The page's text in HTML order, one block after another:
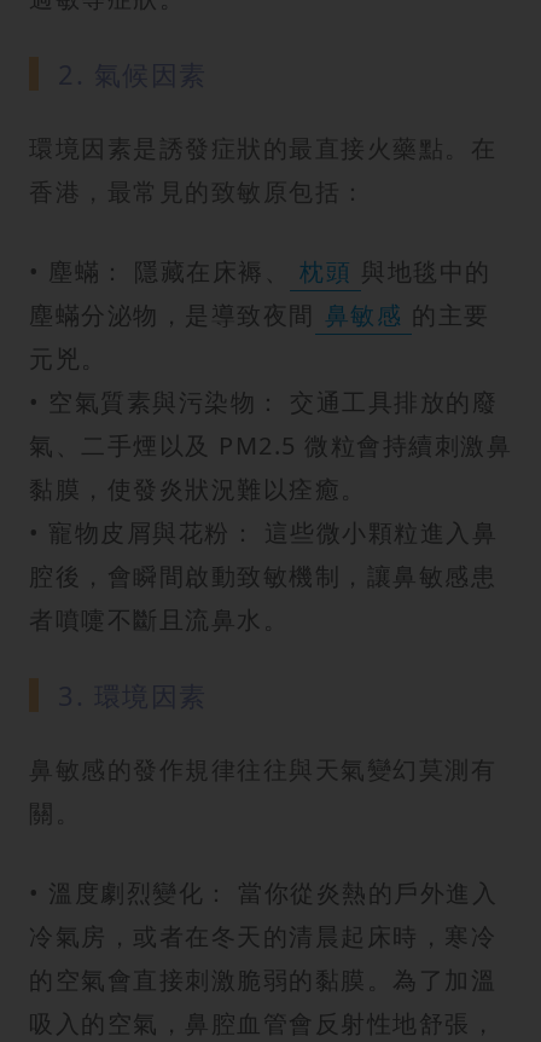
環境因素是誘發症狀的最直接火藥點。在
香港，最常見的致敏原包括：
• 塵蟎： 隱藏在床褥、 枕頭 與地毯中的
塵蟎分泌物，是導致夜間 鼻敏感 的主要
元兇。
• 空氣質素與污染物： 交通工具排放的廢
氣、二手煙以及 PM2.5 微粒會持續刺激鼻
黏膜，使發炎狀況難以痊癒。
• 寵物皮屑與花粉： 這些微小顆粒進入鼻
腔後，會瞬間啟動致敏機制，讓鼻敏感患
者噴嚏不斷且流鼻水。
鼻敏感的發作規律往往與天氣變幻莫測有
關。
• 溫度劇烈變化： 當你從炎熱的戶外進入
冷氣房，或者在冬天的清晨起床時，寒冷
的空氣會直接刺激脆弱的黏膜。為了加溫
吸入的空氣，鼻腔血管會反射性地舒張，